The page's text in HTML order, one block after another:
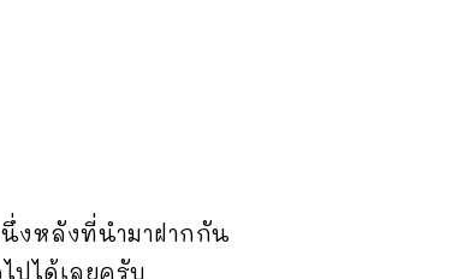
งหลังที่นำมาฝากกัน
ปได้เลยครับ